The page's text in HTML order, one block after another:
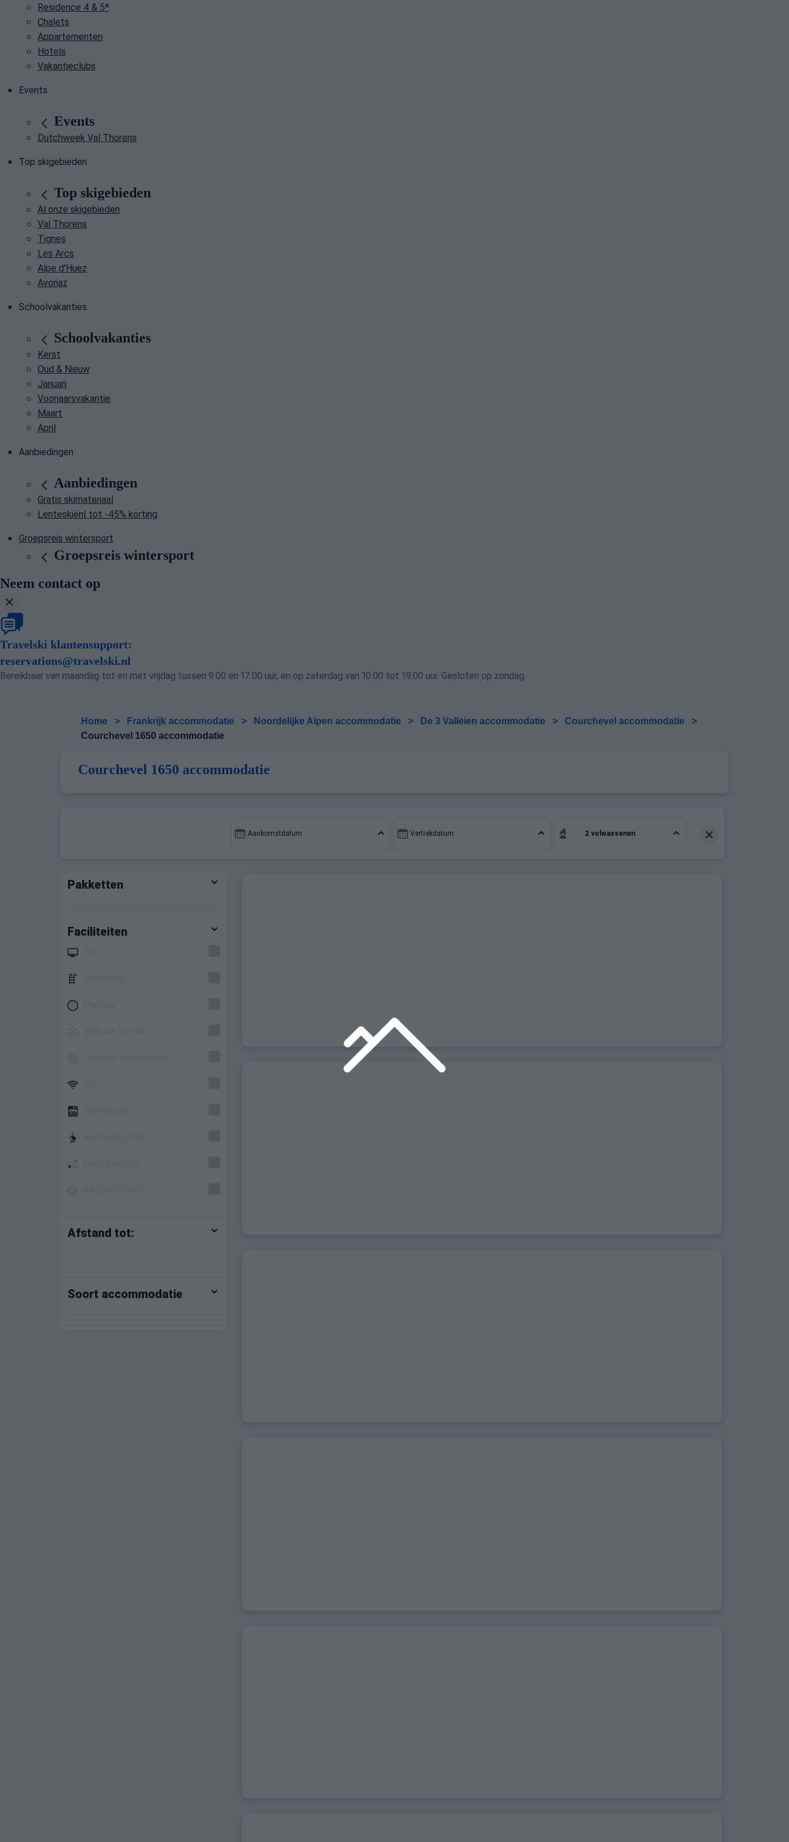
Residence 4 & 5*
Chalets
Appartementen
Hotels
Vakantieclubs
Events
Events
Dutchweek Val Thorens
Top skigebieden
Top skigebieden
Al onze skigebieden
Val Thorens
Tignes
Les Arcs
Alpe d'Huez
Avoriaz
Schoolvakanties
Schoolvakanties
Kerst
Oud & Nieuw
Januari
Voorjaarsvakantie
Maart
April
Aanbiedingen
Aanbiedingen
Gratis skimateriaal
Lenteskiën| tot -45% korting
Groepsreis wintersport
Groepsreis wintersport
Neem contact op
Travelski klantensupport:
reservations@travelski.nl
Bereikbaar van maandag tot en met vrijdag tussen 9.00 en 17.00 uur, en op zaterdag van 10.00 tot 19.00 uur. Gesloten op zondag.
Home > Frankrijk accommodatie > Noordelijke Alpen accommodatie > De 3 Valleien accommodatie > Courchevel accommodatie
>
Courchevel 1650 accommodatie
Courchevel 1650 accommodatie
Aankomstdatum Vertrekdatum 2 volwassenen
Pakketten
Faciliteiten
Afstand tot:
Soort accommodatie